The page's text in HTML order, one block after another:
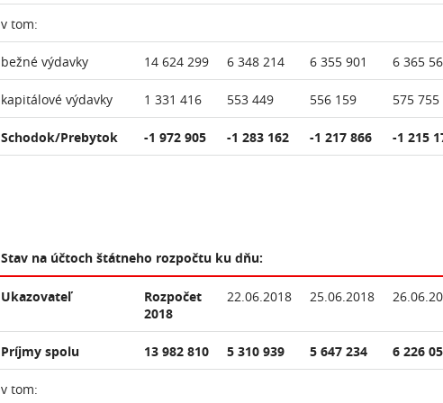
v tom:
bežné výdavky 14 624 299 6 348 214 6 355 901 6 365
kapitálové výdavky 1 331 416 553 449 556 159 575 755
Schodok/Prebytok -1 972 905 -1 283 162 -1 217 866 -1 215
Stav na účtoch štátneho rozpočtu ku dňu:
Ukazovateľ
Rozpočet
2018
22.06.2018 25.06.2018
Príjmy spolu 13 982 810 5 310 939 5 647 234 6 226
v tom: